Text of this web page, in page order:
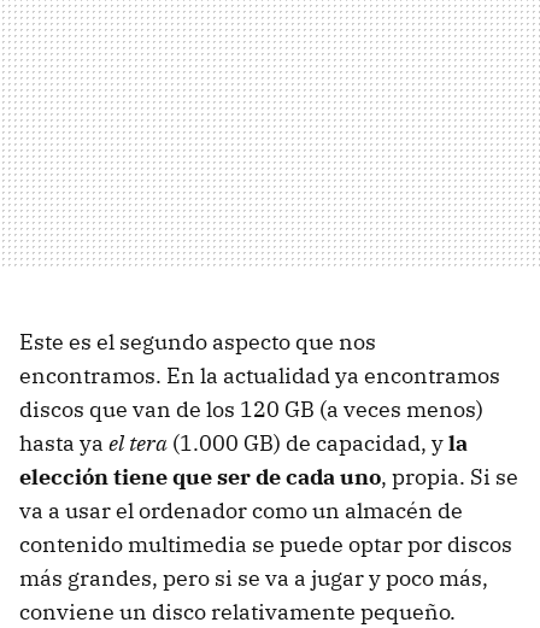
Este es el segundo aspecto que nos
encontramos. En la actualidad ya encontramos
discos que van de los 120 GB (a veces menos)
hasta ya el tera (1.000 GB) de capacidad, yla
elección tiene que ser de cada uno, propia. Si se
va a usar el ordenador como un almacén de
contenido multimedia se puede optar por discos
más grandes, pero si se va a jugar y poco más,
conviene un disco relativamente pequeño.